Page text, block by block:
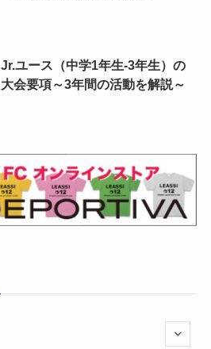
Jr.ユース（中学1年生-3年生）の
大会要項～3年間の活動を解説～